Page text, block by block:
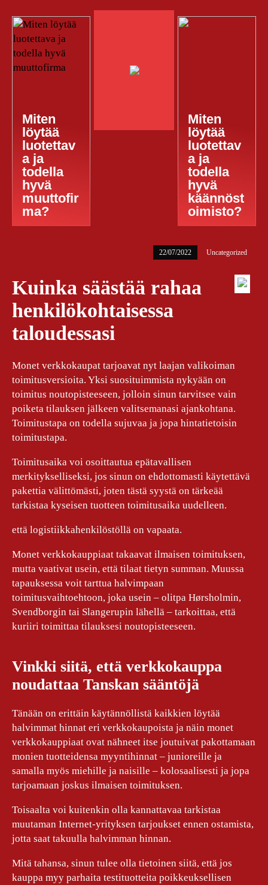
Miten
löytää
luotettav
a ja
todella
hyvä
muuttofir
ma?
Miten
löytää
luotettav
a ja
todella
hyvä
käännöst
oimisto?
22/07/2022 Uncategorized
Kuinka säästää rahaa
henkilökohtaisessa
taloudessasi
Monet verkkokaupat tarjoavat nyt laajan valikoiman
toimitusversioita. Yksi suosituimmista nykyään on
toimitus noutopisteeseen, jolloin sinun tarvitsee vain
poiketa tilauksen jälkeen valitsemanasi ajankohtana.
Toimitustapa on todella sujuvaa ja jopa hintatietoisin
toimitustapa.
Toimitusaika voi osoittautua epätavallisen
merkitykselliseksi, jos sinun on ehdottomasti käytettävä
pakettia välittömästi, joten tästä syystä on tärkeää
tarkistaa kyseisen tuotteen toimitusaika uudelleen.
että logistiikkahenkilöstöllä on vapaata.
Monet verkkokauppiaat takaavat ilmaisen toimituksen,
mutta vaativat usein, että tilaat tietyn summan. Muussa
tapauksessa voit tarttua halvimpaan
toimitusvaihtoehtoon, joka usein – olitpa Hørsholmin,
Svendborgin tai Slangerupin lähellä – tarkoittaa, että
kuriiri toimittaa tilauksesi noutopisteeseen.
Vinkki siitä, että verkkokauppa
noudattaa Tanskan sääntöjä
Tänään on erittäin käytännöllistä kaikkien löytää
halvimmat hinnat eri verkkokaupoista ja näin monet
verkkokauppiaat ovat nähneet itse joutuivat pakottamaan
monien tuotteidensa myyntihinnat – junioreille ja
samalla myös miehille ja naisille – kolosaalisesti ja jopa
tarjoamaan joskus ilmaisen toimituksen.
Toisaalta voi kuitenkin olla kannattavaa tarkistaa
muutaman Internet-yrityksen tarjoukset ennen ostamista,
jotta saat takuulla halvimman hinnan.
Mitä tahansa, sinun tulee olla tietoinen siitä, että jos
kauppa myy parhaita testituotteita poikkeuksellisen